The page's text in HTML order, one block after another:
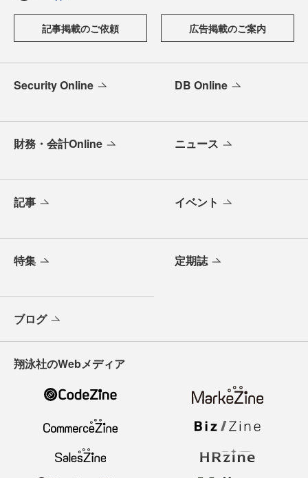
記事掲載のご依頼 広告掲載のご案内
Security Online DB Online
財務・会計Online ニュース
記事 イベント
特集 定期誌
ブログ
翔泳社のWebメディア